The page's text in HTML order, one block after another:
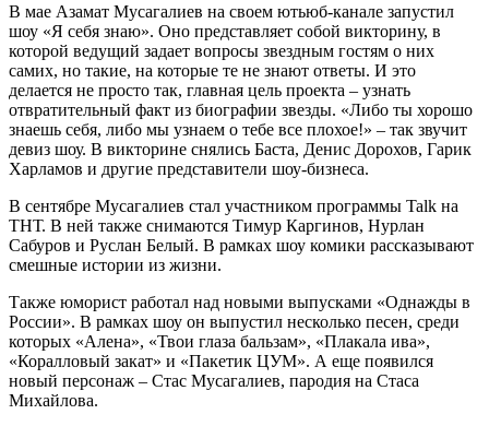
В мае Азамат Мусагалиев на своем ютьюб-канале запустил
шоу «Я себя знаю». Оно представляет собой викторину, в
которой ведущий задает вопросы звездным гостям о них
самих, но такие, на которые те не знают ответы. И это
делается не просто так, главная цель проекта – узнать
отвратительный факт из биографии звезды. «Либо ты хорошо
знаешь себя, либо мы узнаем о тебе все плохое!» – так звучит
девиз шоу. В викторине снялись Баста, Денис Дорохов, Гарик
Харламов и другие представители шоу-бизнеса.
В сентябре Мусагалиев стал участником программы Talk на
ТНТ. В ней также снимаются Тимур Каргинов, Нурлан
Сабуров и Руслан Белый. В рамках шоу комики рассказывают
смешные истории из жизни.
Также юморист работал над новыми выпусками «Однажды в
России». В рамках шоу он выпустил несколько песен, среди
которых «Алена», «Твои глаза бальзам», «Плакала ива»,
«Коралловый закат» и «Пакетик ЦУМ». А еще появился
новый персонаж – Стас Мусагалиев, пародия на Стаса
Михайлова.